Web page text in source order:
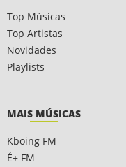
Top Músicas
Top Artistas
Novidades
Playlists
MAIS MÚSICAS
Kboing FM
É+ FM